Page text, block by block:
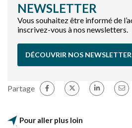
NEWSLETTER
Vous souhaitez être informé de
inscrivez-vous à nos newsletters.
DÉCOUVRIR NOS
Partage
Pour aller plus loin